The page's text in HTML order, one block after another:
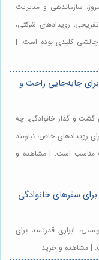
سازماندهی و مدیریت
رویدادهای شرکتی،
چالشی کلیدی بوده است. |
جابه‌جایی راحت و
و گذار خانوادگی، چه
رویدادهای خاص، نیازمند
مناسب است. | مشاهده و
سفرهای خانوادگی
ابزاری قدرتمند برای
| مشاهده و خرید